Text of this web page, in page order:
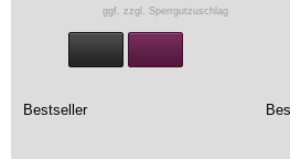
ggf. zzgl. Sperrgutzuschlag
Bestseller